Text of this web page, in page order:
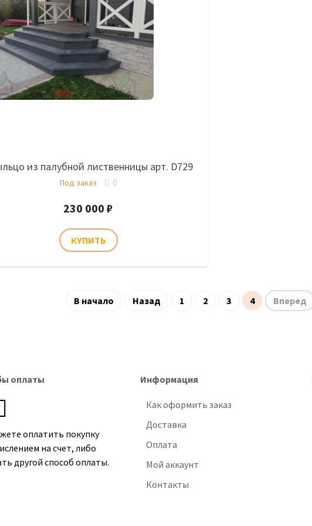
из палубной лиственницы арт. D729
Под заказ 0
230 000 ₽
В начало Назад 1 2 3 4 Вперед
оплаты
оплатить покупку
на счет, либо
другой способ оплаты.
Информация
Как оформить заказ
Доставка
Оплата
Мой аккаунт
Контакты